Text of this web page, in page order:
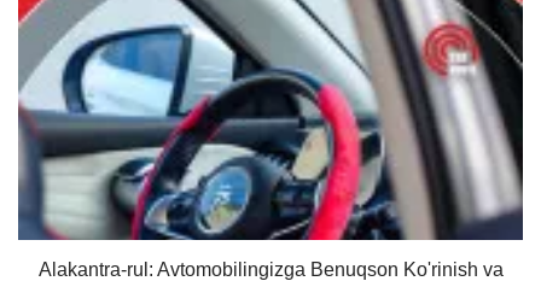
Alakantra-rul: Avtomobilingizga Benuqson Ko'rinish va